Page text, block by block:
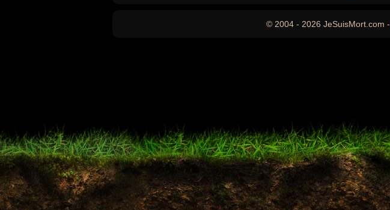
© 2004 - 2026 JeSuisMort.com -